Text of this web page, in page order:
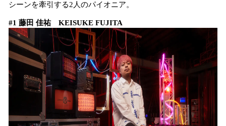
シーンを牽引する2人のパイオニア。
#1 藤田 佳祐 KEISUKE FUJITA